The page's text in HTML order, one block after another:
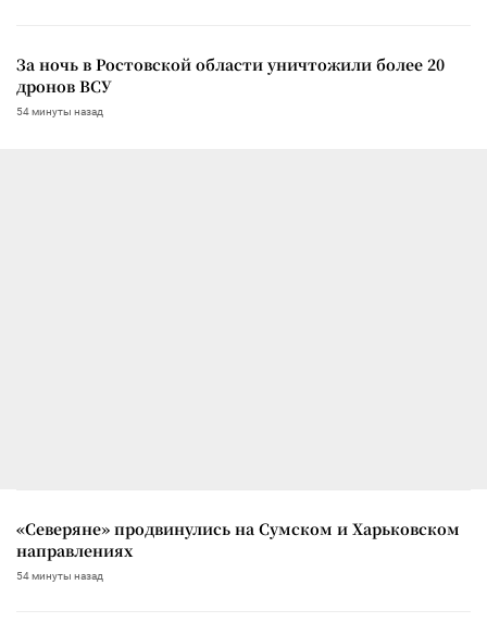
За ночь в Ростовской области уничтожили более 20
дронов ВСУ
54 минуты назад
«Северяне» продвинулись на Сумском и Харьковском
направлениях
54 минуты назад